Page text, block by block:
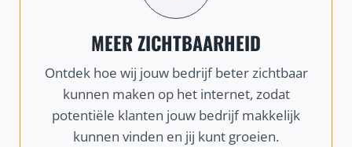
MEER ZICHTBAARHEID
Ontdek hoe wij jouw bedrijf beter zichtbaar
kunnen maken op het internet, zodat
potentiële klanten jouw bedrijf makkelijk
kunnen vinden en jij kunt groeien.